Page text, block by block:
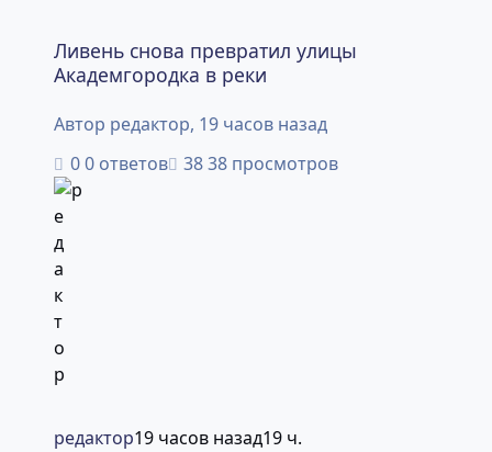
Ливень снова превратил улицы
Академгородка в реки
Автор редактор, 19 часов назад
0 ответов
38 просмотров
редактор19 часов назад19 ч.